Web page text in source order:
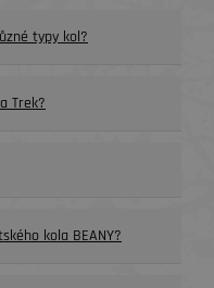
typy kol?
Trek?
kola BEANY?